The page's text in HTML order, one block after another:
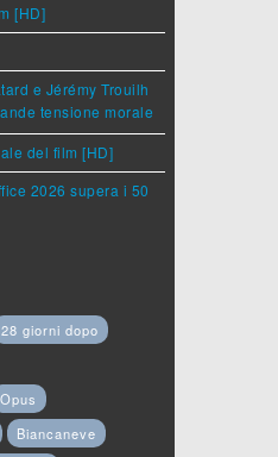
[HD]
e Jérémy Trouilh
tensione morale
del film [HD]
2026 supera i 50
28 giorni dopo
Opus
Biancaneve